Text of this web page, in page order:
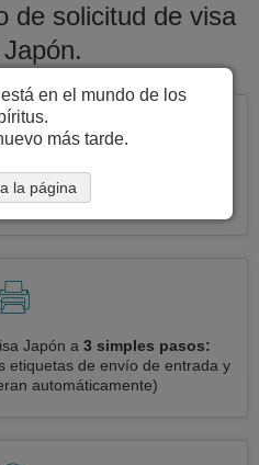
de solicitud de visa
automáticamente, sin necesidad
repetitiva
Japón a 3 simples pasos:
etiquetas de envío de entrada y
automáticamente)
en el mundo de los
más tarde.
la página